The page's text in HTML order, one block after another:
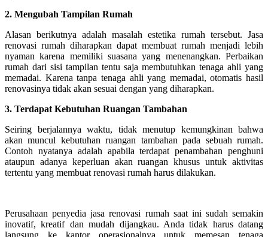
2. Mengubah Tampilan Rumah
Alasan berikutnya adalah masalah estetika rumah tersebut. Jasa
renovasi rumah diharapkan dapat membuat rumah menjadi lebih
nyaman karena memiliki suasana yang menenangkan. Perbaikan
rumah dari sisi tampilan tentu saja membutuhkan tenaga ahli yang
memadai. Karena tanpa tenaga ahli yang memadai, otomatis hasil
renovasinya tidak akan sesuai dengan yang diharapkan.
3. Terdapat Kebutuhan Ruangan Tambahan
Seiring berjalannya waktu, tidak menutup kemungkinan bahwa
akan muncul kebutuhan ruangan tambahan pada sebuah rumah.
Contoh nyatanya adalah apabila terdapat penambahan penghuni
ataupun adanya keperluan akan ruangan khusus untuk aktivitas
tertentu yang membuat renovasi rumah harus dilakukan.
Perusahaan penyedia jasa renovasi rumah saat ini sudah semakin
inovatif, kreatif dan mudah dijangkau. Anda tidak harus datang